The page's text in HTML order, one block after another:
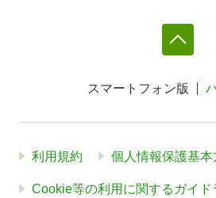
スマートフォン版
利用規約 個人情報保護基本
Cookie等の利用に関するガイド